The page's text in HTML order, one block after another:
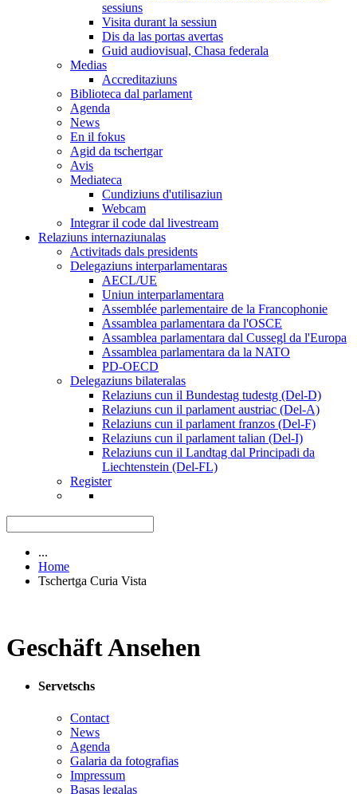
sessiuns
Visita durant la sessiun
Dis da las portas avertas
Guid audiovisual, Chasa federala
Medias
Accreditaziuns
Biblioteca dal parlament
Agenda
News
En il fokus
Agid da tschertgar
Avis
Mediateca
Cundiziuns d'utilisaziun
Webcam
Integrar il code dal livestream
Relaziuns internaziunalas
Activitads dals presidents
Delegaziuns interparlamentaras
AECL/UE
Uniun interparlamentara
Assemblée parlementaire de la Francophonie
Assamblea parlamentara da l'OSCE
Assamblea parlamentara dal Cussegl da l'Europa
Assamblea parlamentara da la NATO
PD-OECD
Delegaziuns bilateralas
Relaziuns cun il Bundestag tudestg (Del-D)
Relaziuns cun il parlament austriac (Del-A)
Relaziuns cun il parlament franzos (Del-F)
Relaziuns cun il parlament talian (Del-I)
Relaziuns cun il Landtag dal Principadi da
Liechtenstein (Del-FL)
Register
...
Home
Tschertga Curia Vista
Geschäft Ansehen
Servetschs
Contact
News
Agenda
Galaria da fotografias
Impressum
Basas legalas